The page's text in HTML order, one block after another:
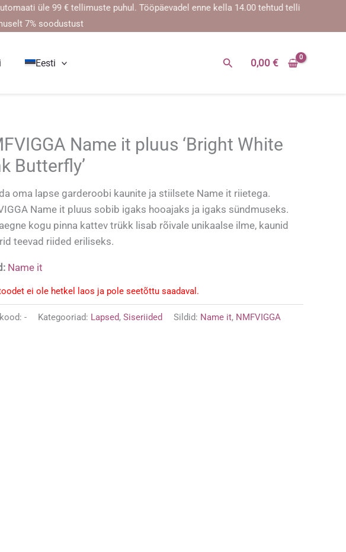
üle 99 € tellimuste puhul. Tööpäevadel enne kella 14.00 tehtud tellimused
7% soodustust
Eesti Search0,00 €
Name it pluus ‘Bright White
Butterfly’
oma lapse garderoobi kaunite ja stiilsete Name it riietega.
Name it pluus sobib igaks hooajaks ja igaks sündmuseks.
kogu pinna kattev trükk lisab rõivale unikaalse ilme, kaunid
teevad riided eriliseks.
Name it
ei ole hetkel laos ja pole seetõttu saadaval.
- Kategooriad: Lapsed, Siseriided Sildid: Name it, NMFVIGGA